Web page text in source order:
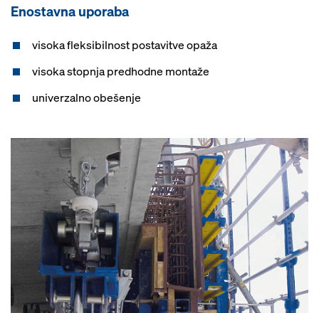
Enostavna uporaba
visoka fleksibilnost postavitve opaža
visoka stopnja predhodne montaže
univerzalno obešenje